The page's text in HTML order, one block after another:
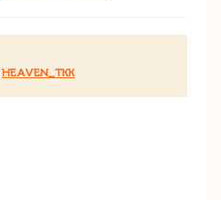
HEAVEN_TKK